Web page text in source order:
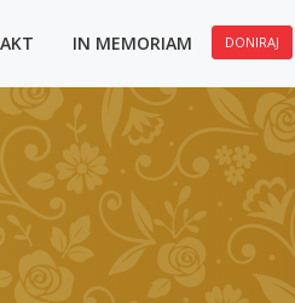
DONIRAJ
IN MEMORIAM